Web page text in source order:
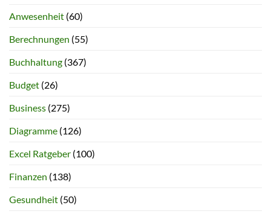
Anwesenheit (60)
Berechnungen (55)
Buchhaltung (367)
Budget (26)
Business (275)
Diagramme (126)
Excel Ratgeber (100)
Finanzen (138)
Gesundheit (50)